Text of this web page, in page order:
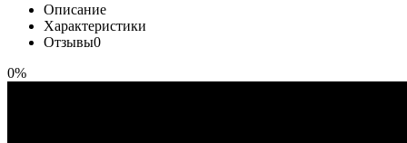
Описание
Характеристики
Отзывы0
0%